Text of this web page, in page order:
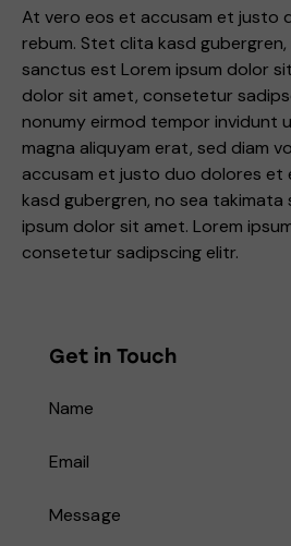
At vero eos et accusam et justo
rebum. Stet clita kasd
sanctus est Lorem ipsum dolor
dolor sit amet, consetetur
nonumy eirmod tempor invidunt
magna aliquyam erat, sed diam
accusam et justo duo dolores et
kasd gubergren, no sea
ipsum dolor sit amet. Lorem
consetetur sadipscing elitr.
Get in Touch